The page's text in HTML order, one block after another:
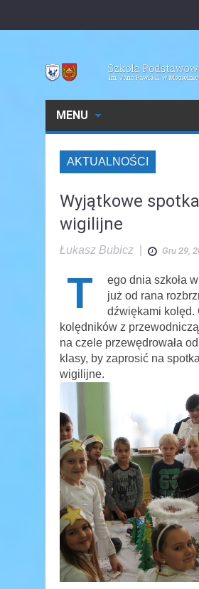
MENU
AKTUALNOŚCI
Wyjątkowe
wigilijne
Łukasz Bubicz Gru 29,
T
ego dnia szkoła
już od rana
dźwiękami kolęd.
kolędników z
na czele przewędrowała
klasy, by zaprosić na
wigilijne.